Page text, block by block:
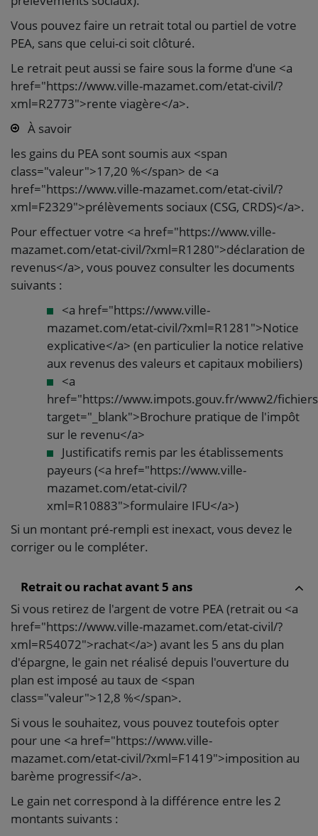
Vous pouvez faire un retrait total ou partiel de votre
PEA, sans que celui-ci soit clôturé.
Le retrait peut aussi se faire sous la forme d'une <a
href="https://www.ville-mazamet.com/etat-civil/?
xml=R2773">rente viagère</a>.
À savoir
les gains du PEA sont soumis aux <span
class="valeur">17,20 %</span> de <a
href="https://www.ville-mazamet.com/etat-civil/?
xml=F2329">prélèvements sociaux (CSG, CRDS)</a>.
Pour effectuer votre <a href="https://www.ville-
mazamet.com/etat-civil/?xml=R1280">déclaration de
revenus</a>, vous pouvez consulter les documents
suivants :
<a href="https://www.ville-
mazamet.com/etat-civil/?xml=R1281">Notice
explicative</a> (en particulier la notice relative
aux revenus des valeurs et capitaux mobiliers)
<a
href="https://www.impots.gouv.fr/www2/
target="_blank">Brochure pratique de l'impôt
sur le revenu</a>
Justificatifs remis par les établissements
payeurs (<a href="https://www.ville-
mazamet.com/etat-civil/?
xml=R10883">formulaire IFU</a>)
Si un montant pré-rempli est inexact, vous devez le
corriger ou le compléter.
Retrait ou rachat avant 5 ans
Si vous retirez de l'argent de votre PEA (retrait ou <a
href="https://www.ville-mazamet.com/etat-civil/?
xml=R54072">rachat</a>) avant les 5 ans du plan
d'épargne, le gain net réalisé depuis l'ouverture du
plan est imposé au taux de <span
class="valeur">12,8 %</span>.
Si vous le souhaitez, vous pouvez toutefois opter
pour une <a href="https://www.ville-
mazamet.com/etat-civil/?xml=F1419">imposition au
barème progressif</a>.
Le gain net correspond à la différence entre les 2
montants suivants :